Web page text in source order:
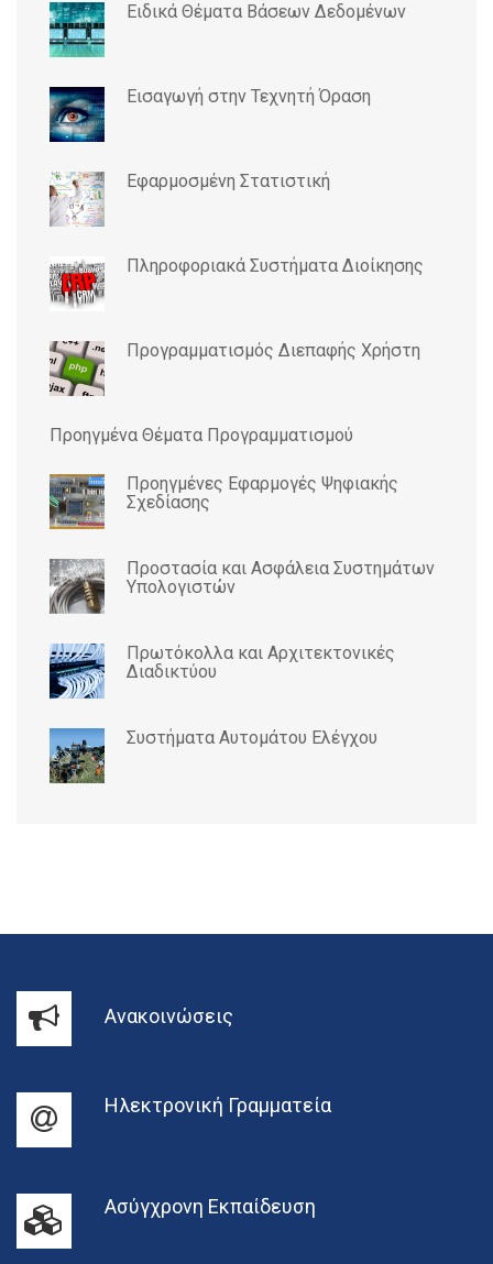
Ειδικά Θέματα Βάσεων Δεδομένων
Εισαγωγή στην Τεχνητή Όραση
Εφαρμοσμένη Στατιστική
Πληροφοριακά Συστήματα Διοίκησης
Προγραμματισμός Διεπαφής Χρήστη
Προηγμένα Θέματα Προγραμματισμού
Προηγμένες Εφαρμογές Ψηφιακής
Σχεδίασης
Προστασία και Ασφάλεια Συστημάτων
Υπολογιστών
Πρωτόκολλα και Αρχιτεκτονικές
Διαδικτύου
Συστήματα Αυτομάτου Ελέγχου
Ανακοινώσεις
Ηλεκτρονική Γραμματεία
Ασύγχρονη Εκπαίδευση